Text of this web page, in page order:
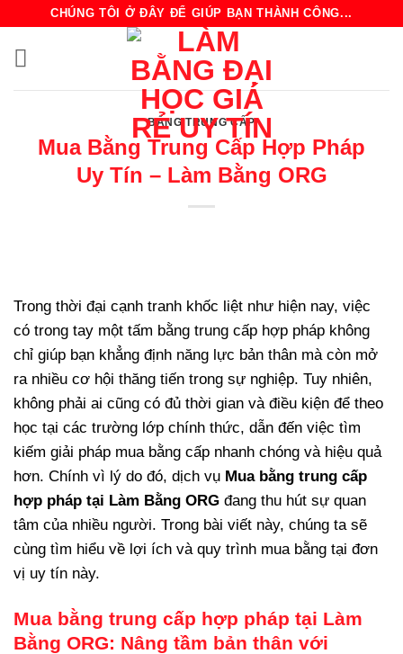
CHÚNG TÔI Ở ĐÂY ĐỂ GIÚP BẠN THÀNH CÔNG...
BẰNG TRUNG CẤP
Mua Bằng Trung Cấp Hợp Pháp
Uy Tín – Làm Bằng ORG
Trong thời đại cạnh tranh khốc liệt như hiện nay, việc
có trong tay một tấm bằng trung cấp hợp pháp không
chỉ giúp bạn khẳng định năng lực bản thân mà còn mở
ra nhiều cơ hội thăng tiến trong sự nghiệp. Tuy nhiên,
không phải ai cũng có đủ thời gian và điều kiện để theo
học tại các trường lớp chính thức, dẫn đến việc tìm
kiếm giải pháp mua bằng cấp nhanh chóng và hiệu quả
hơn. Chính vì lý do đó, dịch vụ Mua bằng trung cấp
hợp pháp tại Làm Bằng ORG đang thu hút sự quan
tâm của nhiều người. Trong bài viết này, chúng ta sẽ
cùng tìm hiểu về lợi ích và quy trình mua bằng tại đơn
vị uy tín này.
Mua bằng trung cấp hợp pháp tại Làm
Bằng ORG: Nâng tầm bản thân với